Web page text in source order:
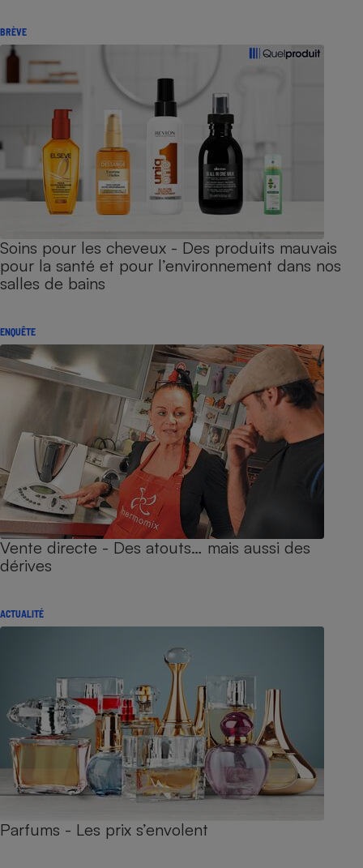
BRÈVE
Soins pour les cheveux - Des produits mauvais
pour la santé et pour l’environnement dans nos
salles de bains
ENQUÊTE
Vente directe - Des atouts… mais aussi des
dérives
ACTUALITÉ
Parfums - Les prix s’envolent